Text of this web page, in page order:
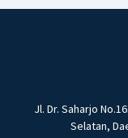
Jl. Dr. Saharjo
Selatan,